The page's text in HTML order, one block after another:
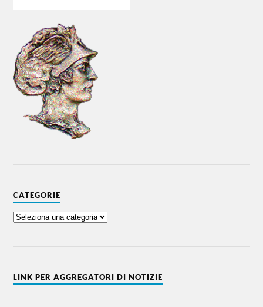
CATEGORIE
LINK PER AGGREGATORI DI NOTIZIE